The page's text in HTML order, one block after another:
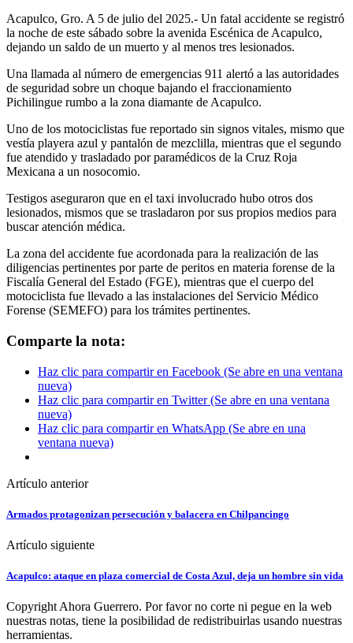
Acapulco, Gro. A 5 de julio del 2025.- Un fatal accidente se registró
la noche de este sábado sobre la avenida Escénica de Acapulco,
dejando un saldo de un muerto y al menos tres lesionados.
Una llamada al número de emergencias 911 alertó a las autoridades
de seguridad sobre un choque bajando el fraccionamiento
Pichilingue rumbo a la zona diamante de Acapulco.
Uno de los motociclistas fue reportado sin signos vitales, mismo que
vestía playera azul y pantalón de mezclilla, mientras que el segundo
fue atendido y trasladado por paramédicos de la Cruz Roja
Mexicana a un nosocomio.
Testigos aseguraron que en el taxi involucrado hubo otros dos
lesionados, mismos que se trasladaron por sus propios medios para
buscar atención médica.
La zona del accidente fue acordonada para la realización de las
diligencias pertinentes por parte de peritos en materia forense de la
Fiscalía General del Estado (FGE), mientras que el cuerpo del
motociclista fue llevado a las instalaciones del Servicio Médico
Forense (SEMEFO) para los trámites pertinentes.
Comparte la nota:
Haz clic para compartir en Facebook (Se abre en una ventana
nueva)
Haz clic para compartir en Twitter (Se abre en una ventana
nueva)
Haz clic para compartir en WhatsApp (Se abre en una
ventana nueva)
Artículo anterior
Armados protagonizan persecución y balacera en Chilpancingo
Artículo siguiente
Acapulco: ataque en plaza comercial de Costa Azul, deja un hombre sin vida
Copyright Ahora Guerrero. Por favor no corte ni pegue en la web
nuestras notas, tiene la posibilidad de redistribuirlas usando nuestras
herramientas.